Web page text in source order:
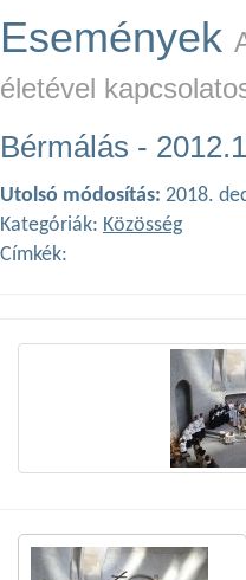
Események
életével
Bérmálás -
Utolsó módosítás: 2018.
Kategóriák: Közösség
Címkék: